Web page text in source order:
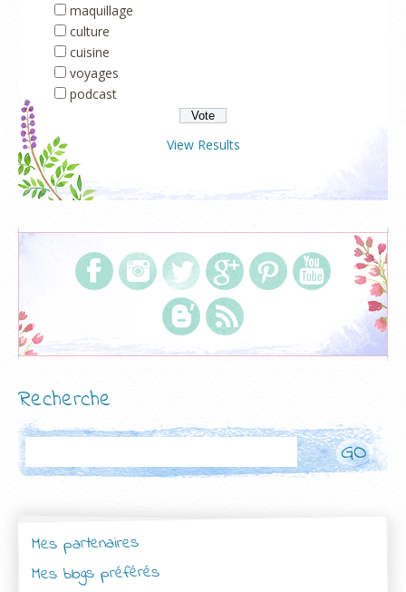
maquillage
culture
cuisine
voyages
podcast
View Results
Recherche
Mes partenaires
Mes blogs préférés